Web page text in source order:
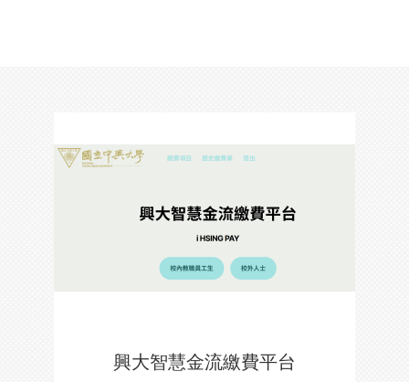
興大智慧金流繳費平台